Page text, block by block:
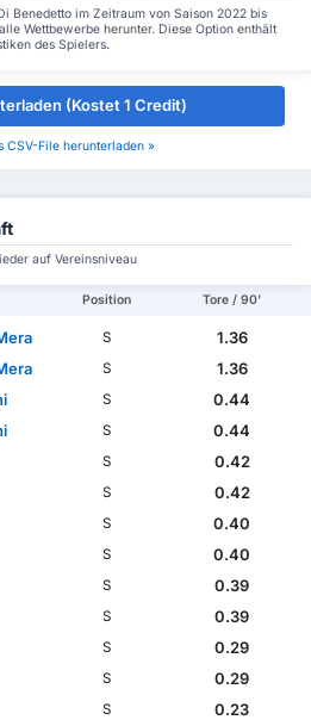
Benedetto im Zeitraum von Saison 2022 bis
Wettbewerbe herunter. Diese Option enthält
des Spielers.
(Kostet 1 Credit)
CSV-File herunterladen »
auf Vereinsniveau
Position Tore / 90'
S
1.36
S
1.36
S
0.44
S
0.44
S
0.42
S
0.42
S
0.40
S
0.40
S
0.39
S
0.39
S
0.29
S
0.29
S
0.23